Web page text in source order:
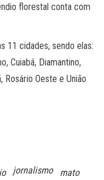
florestal conta com
11 cidades, sendo elas:
Cuiabá, Diamantino,
Rosário Oeste e União
jornalismo
mato